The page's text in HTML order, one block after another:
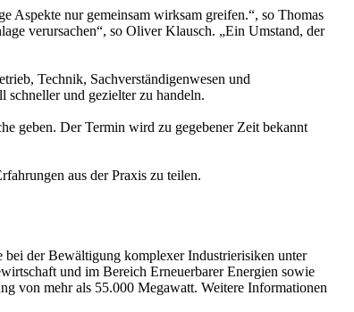
Aspekte nur gemeinsam wirksam greifen.“, so Thomas
verursachen“, so Oliver Klausch. „Ein Umstand, der
Technik, Sachverständigenwesen und
schneller und gezielter zu handeln.
geben. Der Termin wird zu gegebener Zeit bekannt
aus der Praxis zu teilen.
bei der Bewältigung komplexer Industrierisiken unter
und im Bereich Erneuerbarer Energien sowie
von mehr als 55.000 Megawatt. Weitere Informationen